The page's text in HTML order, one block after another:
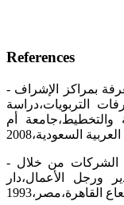
References
- أمل الزايدي،درجة ممارسة أنطمة إدارة المعرفة بمراكز الإشراف
التربويات،دراسة
والتخطيط،جامعة أم
- باداركو جوزيف،حلقة المعرفة:كيف تتنافس الشركات من خلال
ورجل الأعمال،دار